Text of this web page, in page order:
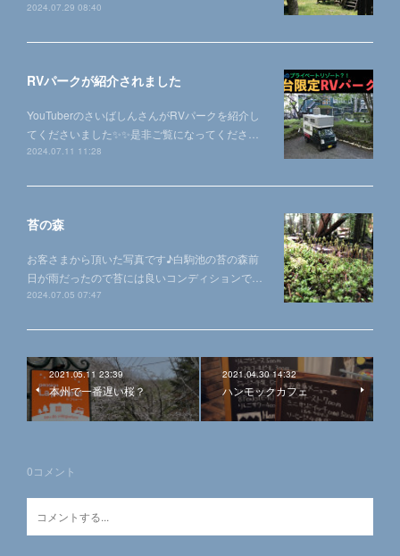
2024.07.29 08:40
RVパークが紹介されました
YouTuberのさいばしんさんがRVパークを紹介し
てくださいました✨✨是非ご覧になってくださ…
2024.07.11 11:28
苔の森
お客さまから頂いた写真です♪白駒池の苔の森前
日が雨だったので苔には良いコンディションで…
2024.07.05 07:47
2021.05.11 23:39
本州で一番遅い桜？
2021.04.30 14:32
ハンモックカフェ
0コメント